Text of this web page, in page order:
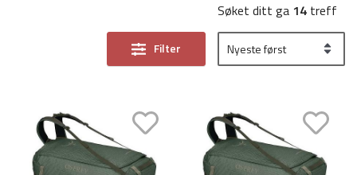
Søket ditt ga 14 treff
Filter